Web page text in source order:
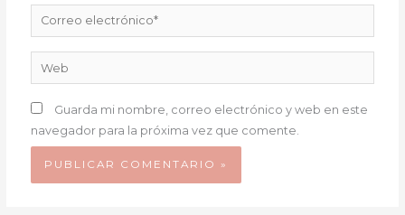
Correo
electrónico*
Web
Guarda mi nombre, correo electrónico y web en este
navegador para la próxima vez que comente.